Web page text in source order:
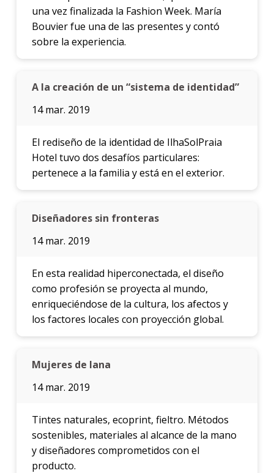
una vez finalizada la Fashion Week. María
Bouvier fue una de las presentes y contó
sobre la experiencia.
A la creación de un “sistema de identidad”
14 mar. 2019
El rediseño de la identidad de IlhaSolPraia
Hotel tuvo dos desafíos particulares:
pertenece a la familia y está en el exterior.
Diseñadores sin fronteras
14 mar. 2019
En esta realidad hiperconectada, el diseño
como profesión se proyecta al mundo,
enriqueciéndose de la cultura, los afectos y
los factores locales con proyección global.
Mujeres de lana
14 mar. 2019
Tintes naturales, ecoprint, fieltro. Métodos
sostenibles, materiales al alcance de la mano
y diseñadores comprometidos con el
producto.